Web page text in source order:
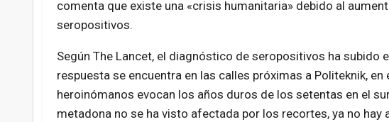
comenta que existe una «crisis humanitaria» debido al
seropositivos.
Según The Lancet, el diagnóstico de seropositivos ha subido
respuesta se encuentra en las calles próximas a Politeknik,
heroinómanos evocan los años duros de los setentas en el
metadona no se ha visto afectada por los recortes, ya no